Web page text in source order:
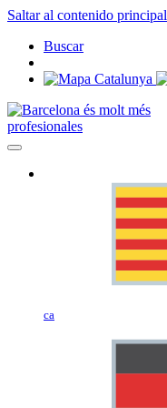
Saltar al contenido principal
Buscar
profesionales
ca